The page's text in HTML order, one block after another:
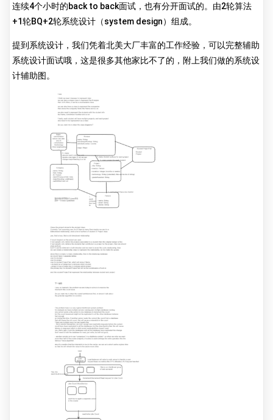
连续4个小时的back to back面试，也有分开面试的。由2轮算法
+1轮BQ+2轮系统设计（system design）组成。
提到系统设计，我们凭着北美大厂丰富的工作经验，可以完整辅助
系统设计面试哦，这是很多其他家比不了的，附上我们做的系统设
计辅助图。